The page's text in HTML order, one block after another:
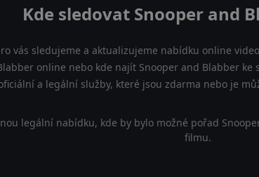
Kde sledovat Snooper and
vás sledujeme a aktualizujeme nabídku online
online nebo kde najít Snooper and Blabber ke
a legální služby, které jsou zdarma nebo je
legální nabídku, kde by bylo možné pořad
filmu.